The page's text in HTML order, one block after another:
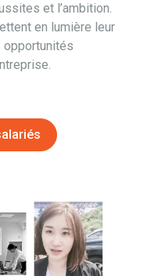
et l’ambition.
en lumière leur
opportunités